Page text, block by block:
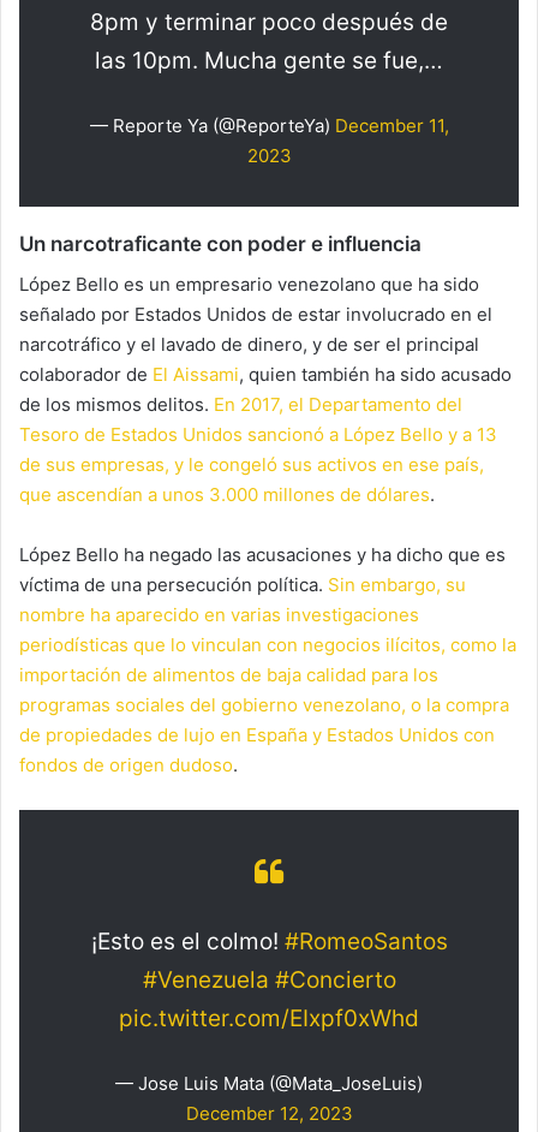
8pm y terminar poco después de
las 10pm. Mucha gente se fue,…
— Reporte Ya (@ReporteYa) December 11,
2023
Un narcotraficante con poder e influencia
López Bello es un empresario venezolano que ha sido
señalado por Estados Unidos de estar involucrado en el
narcotráfico y el lavado de dinero, y de ser el principal
colaborador de El Aissami, quien también ha sido acusado
de los mismos delitos. En 2017, el Departamento del
Tesoro de Estados Unidos sancionó a López Bello y a 13
de sus empresas, y le congeló sus activos en ese país,
que ascendían a unos 3.000 millones de dólares.
López Bello ha negado las acusaciones y ha dicho que es
víctima de una persecución política. Sin embargo, su
nombre ha aparecido en varias investigaciones
periodísticas que lo vinculan con negocios ilícitos, como la
importación de alimentos de baja calidad para los
programas sociales del gobierno venezolano, o la compra
de propiedades de lujo en España y Estados Unidos con
fondos de origen dudoso.
¡Esto es el colmo! #RomeoSantos
#Venezuela #Concierto
pic.twitter.com/EIxpf0xWhd
— Jose Luis Mata (@Mata_JoseLuis)
December 12, 2023